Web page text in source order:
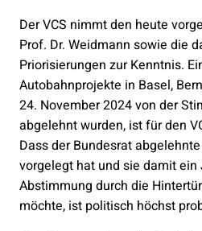
Der VCS nimmt den heute
Prof. Dr. Weidmann sowie die
Priorisierungen zur Kenntnis.
Autobahnprojekte in Basel,
24. November 2024 von der
abgelehnt wurden, ist für den
Dass der Bundesrat
vorgelegt hat und sie damit ein
Abstimmung durch die
möchte, ist politisch höchst